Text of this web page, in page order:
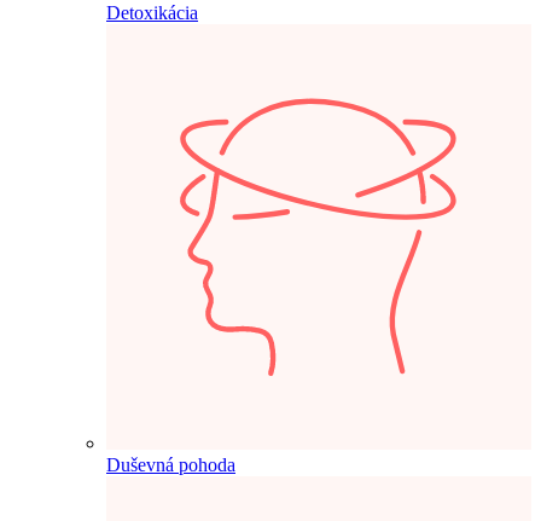
Detoxikácia
Duševná pohoda